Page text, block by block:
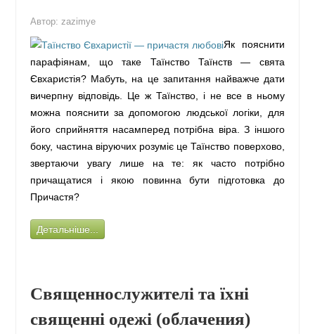
Автор: zazimye
Як пояснити
парафіянам, що таке Таїнство Таїнств — свята
Євхаристія? Мабуть, на це запитання найважче дати
вичерпну відповідь. Це ж Таїнство, і не все в ньому
можна пояснити за допомогою людської логіки, для
його сприйняття насамперед потрібна віра. З іншого
боку, частина віруючих розуміє це Таїнство поверхово,
звертаючи увагу лише на те: як часто потрібно
причащатися і якою повинна бути підготовка до
Причастя?
Детальніше...
Священнослужителі та їхні
священні одежі (облачения)